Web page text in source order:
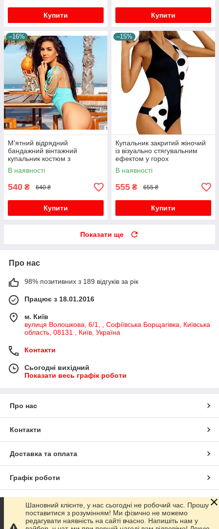
Купити Купити
–16%
М'ятний відрядний
бандажний вінтажний
купальник костюм з
відкритою спиною
В наявності
540 ₴ 640 ₴
Купити
–15%
Купальник закритий жіночий
із візуально стягувальним
ефектом у горох
В наявності
555 ₴ 655 ₴
Купити
Показати ще
Про нас
98% позитивних з 189 відгуків за рік
Працює з 18.01.2016
м. Київ
вулиця Волошкова, 6/1, , Софіївська Борщагівка, Київська
область, 08131 , Київ, Україна
Контакти
Сьогодні вихідний
Показати весь графік роботи
Про нас
Контакти
Доставка та оплата
Графік роботи
Повна версія сайту
Сайт створено на маркетплейсі Prom.ua
Шановний клієнте, у нас сьогодні не робочий час. Прошу
поставитися з розумінням! Ми фізично не можемо
редагувати наявність на сайті вчасно. Напишіть нам у